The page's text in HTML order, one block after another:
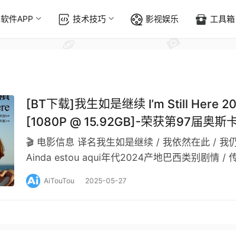
软件APP 技术技巧 影视娱乐 工具箱
[BT下载]我生如是继续 I’m Still Here‎
[1080P @ 15.92GB]-荣获第97届奥斯
国际影片
🎬 电影信息 译名我生如是继续 / 我依然在此 / 我
Ainda estou aqui年代2024产地巴西类别剧情 /
AiTouTou 2025-05-27